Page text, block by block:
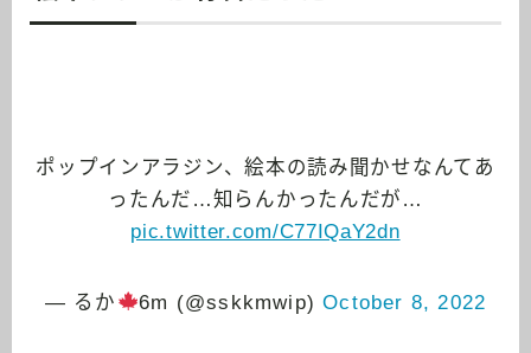
ポップインアラジン、絵本の読み聞かせなんてあ
ったんだ…知らんかったんだが…
pic.twitter.com/C77IQaY2dn
— るか 6m (@sskkmwip)October 8, 2022